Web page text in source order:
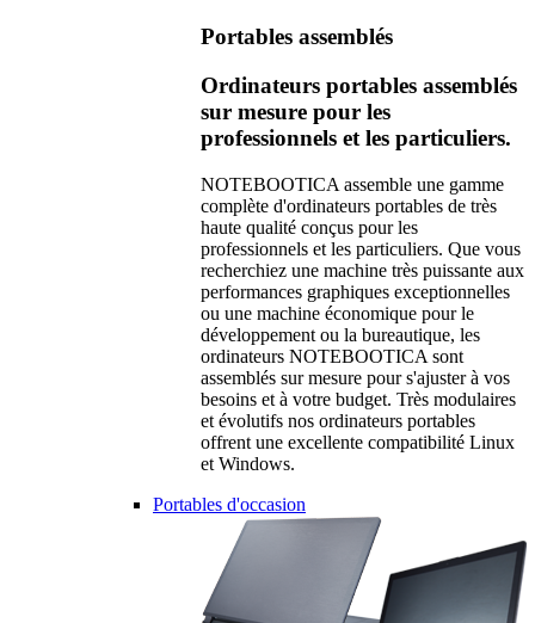
Portables assemblés
Ordinateurs portables assemblés
sur mesure pour les
professionnels et les particuliers.
NOTEBOOTICA assemble une gamme
complète d'ordinateurs portables de très
haute qualité conçus pour les
professionnels et les particuliers. Que vous
recherchiez une machine très puissante aux
performances graphiques exceptionnelles
ou une machine économique pour le
développement ou la bureautique, les
ordinateurs NOTEBOOTICA sont
assemblés sur mesure pour s'ajuster à vos
besoins et à votre budget. Très modulaires
et évolutifs nos ordinateurs portables
offrent une excellente compatibilité Linux
et Windows.
Portables d'occasion